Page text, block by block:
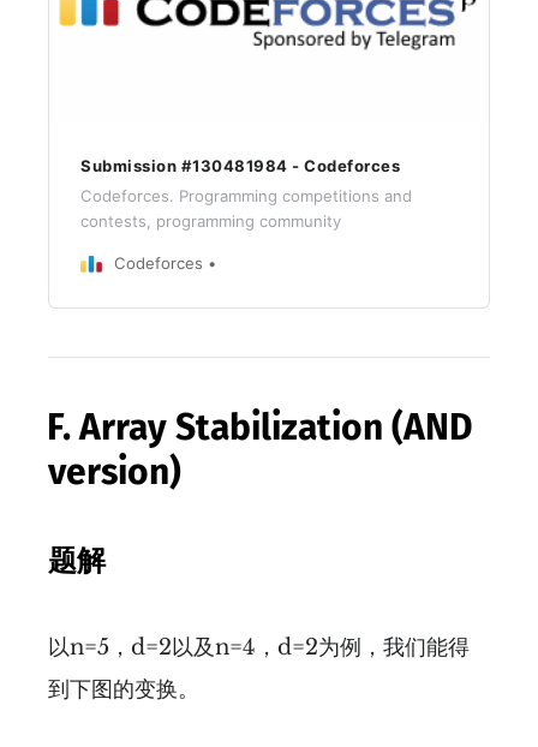
Submission #130481984 - Codeforces
Codeforces. Programming competitions and
contests, programming community
Codeforces
F. Array Stabilization (AND
version)
题解
以n=5，d=2以及n=4，d=2为例，我们能得
到下图的变换。